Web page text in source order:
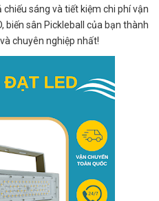
sáng và tiết kiệm chi phí vận
biến sân Pickleball của bạn thành
chuyên nghiệp nhất!